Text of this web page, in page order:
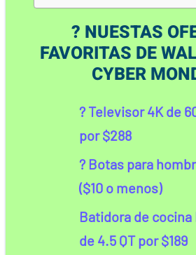
? NUESTAS
FAVORITAS DE
CYBER
? Televisor 4K de
por $288
? Botas para
($10 o menos)
Batidora de
de 4.5 QT por $189